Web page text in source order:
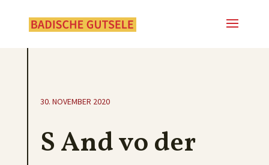
30. NOVEMBER 2020
S And vo der